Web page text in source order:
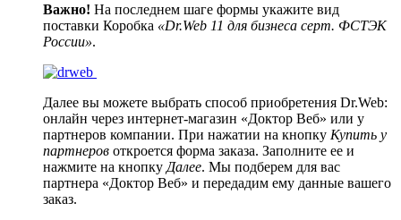
Важно! На последнем шаге формы укажите вид
поставки Коробка «Dr.Web 11 для бизнеса серт. ФСТЭК
России».
Далее вы можете выбрать способ приобретения Dr.Web:
онлайн через интернет-магазин «Доктор Веб» или у
партнеров компании. При нажатии на кнопку Купить у
партнеров откроется форма заказа. Заполните ее и
нажмите на кнопку Далее. Мы подберем для вас
партнера «Доктор Веб» и передадим ему данные вашего
заказ.